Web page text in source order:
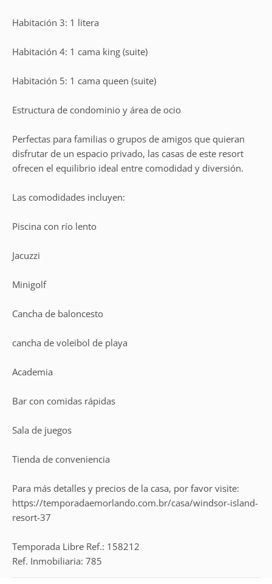
Habitación 3: 1 litera
Habitación 4: 1 cama king (suite)
Habitación 5: 1 cama queen (suite)
Estructura de condominio y área de ocio
Perfectas para familias o grupos de amigos que quieran
disfrutar de un espacio privado, las casas de este resort
ofrecen el equilibrio ideal entre comodidad y diversión.
Las comodidades incluyen:
Piscina con río lento
Jacuzzi
Minigolf
Cancha de baloncesto
cancha de voleibol de playa
Academia
Bar con comidas rápidas
Sala de juegos
Tienda de conveniencia
Para más detalles y precios de la casa, por favor visite:
https://temporadaemorlando.com.br/casa/windsor-island-
resort-37
Temporada Libre Ref.: 158212
Ref. Inmobiliaria: 785